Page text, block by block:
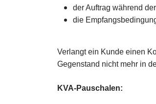
der Auftrag während
die
Verlangt ein Kunde einen
Gegenstand nicht mehr in
KVA-Pauschalen: